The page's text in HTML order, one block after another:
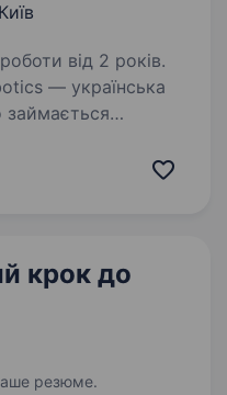
Київ
від 2 років.
оборони України.
крок до
резюме.